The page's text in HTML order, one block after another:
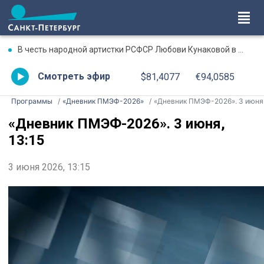
В честь народной артистки РСФСР Любови Кунаковой в Ижевске состоится вечер-посвящение
Смотреть эфир $81,4077 €94,0585
Программы «Дневник ПМЭФ-2026» «Дневник ПМЭФ-2026». 3 июня, 13:15
«Дневник ПМЭФ-2026». 3 июня,
13:15
3 июня 2026, 13:15